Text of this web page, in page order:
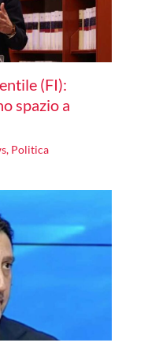
(FI):
spazio a
, Politica